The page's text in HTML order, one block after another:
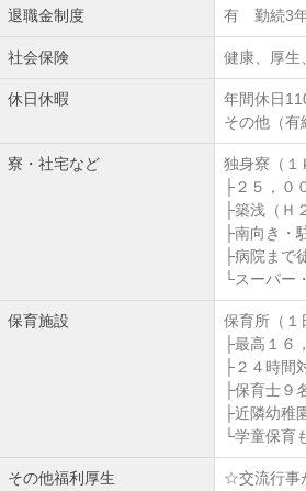
退職金制度 有 勤続3
社会保険 健康、厚生
休日休暇
年間休日
その他（有
寮・社宅など
独身寮（
├２５，０
├築浅（Ｈ
├南向き・
├病院まで
└スーパー
保育施設
保育所（１
├最高１６
├２４時間
├保育士９
├近隣幼稚
└学童保育
その他福利厚生
☆交流行事